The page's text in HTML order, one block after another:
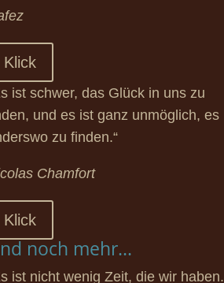
Klick
ist schwer, das Glück in uns zu
und es ist ganz unmöglich, es
zu finden.“
Chamfort
Klick
noch mehr...
ist nicht wenig Zeit, die wir haben.